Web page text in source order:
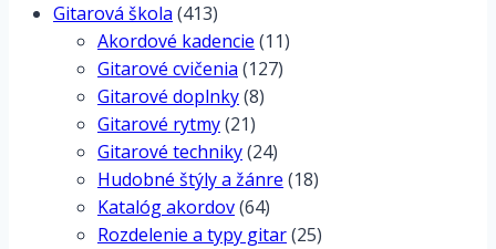
Gitarová škola (413)
Akordové kadencie (11)
Gitarové cvičenia (127)
Gitarové doplnky(8)
Gitarové rytmy(21)
Gitarové techniky(24)
Hudobné štýly a žánre (18)
Katalóg akordov(64)
Rozdelenie a typy gitar(25)